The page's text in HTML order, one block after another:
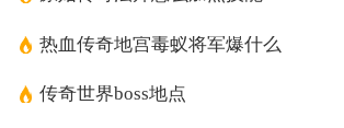
热血传奇地宫毒蚁将军爆什么
传奇世界boss地点